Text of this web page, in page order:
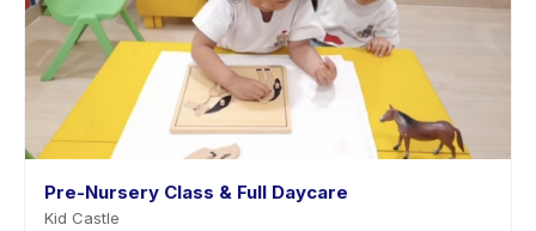
Pre-Nursery Class & Full Daycare
Kid Castle